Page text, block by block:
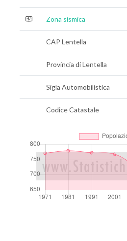
Zona sismica
CAP Lentella
Provincia di Lentella
Sigla Automobilistica
Codice Catastale